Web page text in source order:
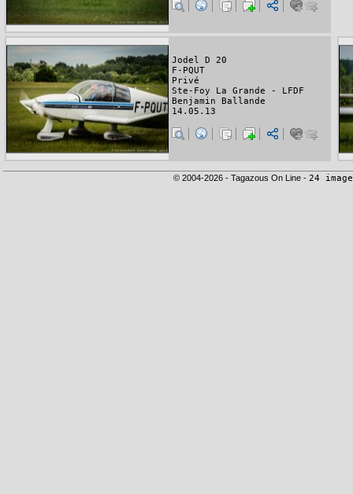
Jodel D 20
F-PQUT
Privé
Ste-Foy La Grande - LFDF
Benjamin Ballande
14.05.13
© 2004-2026 - Tagazous On Line - 24